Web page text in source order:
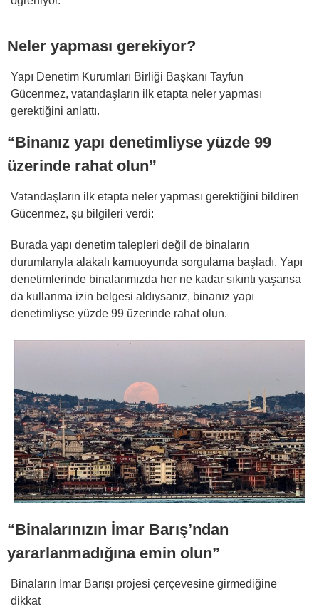
Neler yapması gerekiyor?
Yapı Denetim Kurumları Birliği Başkanı Tayfun
Gücenmez, vatandaşların ilk etapta neler yapması
gerektiğini anlattı.
“Binanız yapı denetimliyse yüzde 99
üzerinde rahat olun”
Vatandaşların ilk etapta neler yapması gerektiğini bildiren
Gücenmez, şu bilgileri verdi:
Burada yapı denetim talepleri değil de binaların
durumlarıyla alakalı kamuoyunda sorgulama başladı. Yapı
denetimlerinde binalarımızda her ne kadar sıkıntı yaşansa
da kullanma izin belgesi aldıysanız, binanız yapı
denetimliyse yüzde 99 üzerinde rahat olun.
“Binalarınızın İmar Barış’ndan
yararlanmadığına emin olun”
Binaların İmar Barışı projesi çerçevesine girmediğine
dikkat